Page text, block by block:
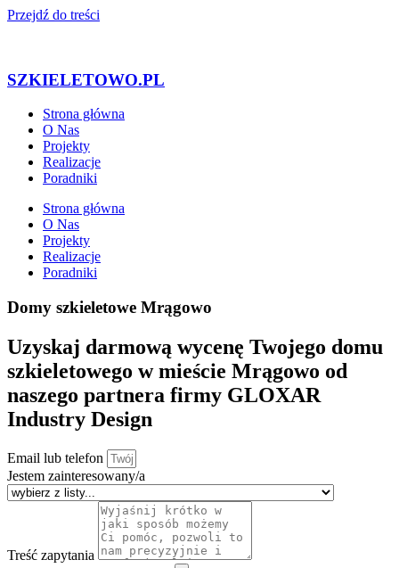
Przejdź do treści
SZKIELETOWO.PL
Strona główna
O Nas
Projekty
Realizacje
Poradniki
Strona główna
O Nas
Projekty
Realizacje
Poradniki
Domy szkieletowe Mrągowo
Uzyskaj darmową wycenę Twojego domu
szkieletowego w mieście Mrągowo od
naszego partnera firmy GLOXAR
Industry Design
Email lub telefon
Jestem zainteresowany/a
Treść zapytania